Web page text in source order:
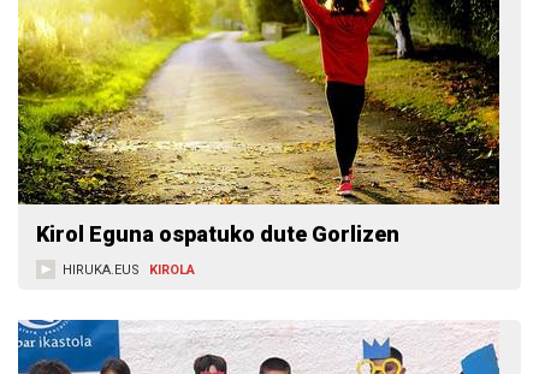
Kirol Eguna ospatuko dute Gorlizen
HIRUKA.EUS KIROLA